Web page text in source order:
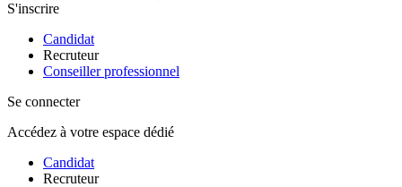
S'inscrire
Candidat
Recruteur
Conseiller professionnel
Se connecter
Accédez à votre espace dédié
Candidat
Recruteur